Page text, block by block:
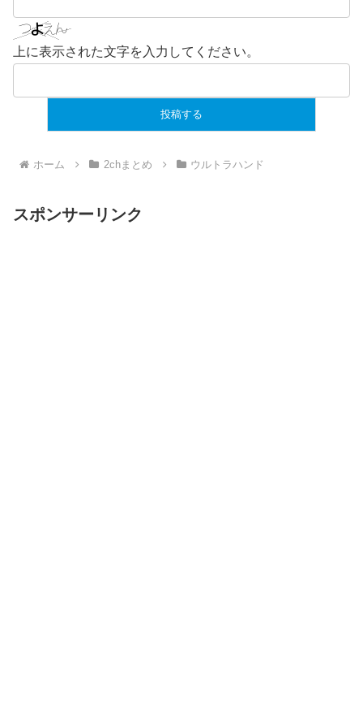
上に表示された文字を入力してください。
ホーム 2chまとめ ウルトラハンド
スポンサーリンク